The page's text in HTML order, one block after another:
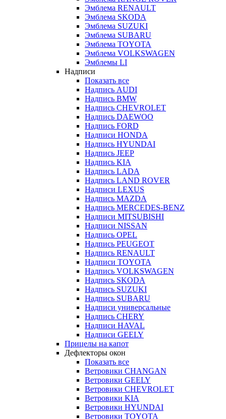
Эмблема RENAULT
Эмблема SKODA
Эмблема SUZUKI
Эмблема SUBARU
Эмблема TOYOTA
Эмблема VOLKSWAGEN
Эмблемы LI
Надписи
Показать все
Надпись AUDI
Надпись BMW
Надпись CHEVROLET
Надпись DAEWOO
Надпись FORD
Надписи HONDA
Надпись HYUNDAI
Надпись JEEP
Надпись KIA
Надпись LADA
Надпись LAND ROVER
Надписи LEXUS
Надпись MAZDA
Надпись MERCEDES-BENZ
Надписи MITSUBISHI
Надписи NISSAN
Надпись OPEL
Надпись PEUGEOT
Надпись RENAULT
Надписи TOYOTA
Надпись VOLKSWAGEN
Надпись SKODA
Надпись SUZUKI
Надпись SUBARU
Надписи универсальные
Надпись CHERY
Надписи HAVAL
Надписи GEELY
Прицелы на капот
Дефлекторы окон
Показать все
Ветровики CHANGAN
Ветровики GEELY
Ветровики CHEVROLET
Ветровики KIA
Ветровики HYUNDAI
Ветровики TOYOTA